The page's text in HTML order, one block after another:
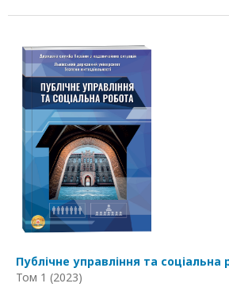
Публічне управління та соціальна
Том 1 (2023)